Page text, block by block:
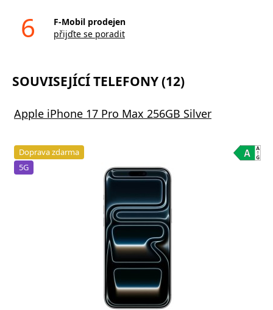
6
F-Mobil prodejen
přijďte se poradit
SOUVISEJÍCÍ TELEFONY (12)
Apple iPhone 17 Pro Max 256GB Silver
Doprava zdarma
5G